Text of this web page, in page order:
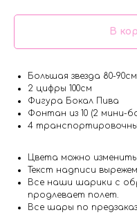
В
Большая звезда 80-
2 цифры 100см
Фигура Бокал Пива
Фонтан из 10 (2 мини-
4
Цвета можно изменить
Текст надписи
Все наши шарики с
продлевает полет.
Все шары по